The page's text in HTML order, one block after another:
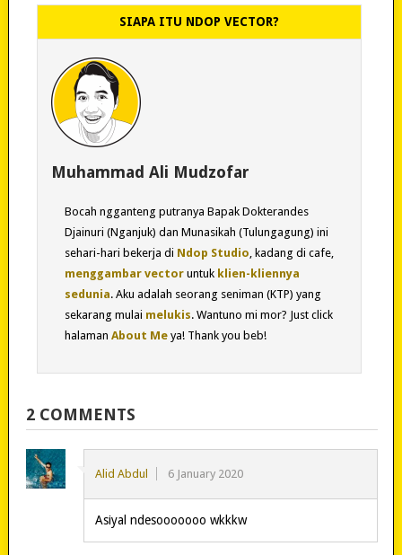
SIAPA ITU NDOP VECTOR?
Muhammad Ali Mudzofar
Bocah ngganteng putranya Bapak Dokterandes
Djainuri (Nganjuk) dan Munasikah (Tulungagung) ini
sehari-hari bekerja di Ndop Studio , kadang di cafe,
menggambar vectoruntuk klien-kliennya
sedunia. Aku adalah seorang seniman (KTP) yang
sekarang mulai melukis. Wantuno mi mor? Just click
halaman About Meya! Thank you beb!
2 COMMENTS
Alid Abdul 6 January 2020
Asiyal ndesooooooo wkkkw